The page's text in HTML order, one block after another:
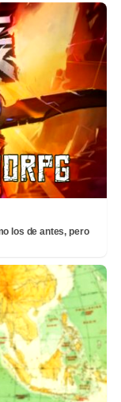
los de antes, pero